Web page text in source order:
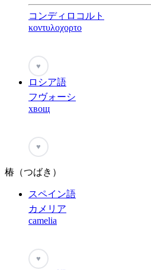
コンディロコルト
κοντυλοχορτο
♥
ロシア語
フヴォーシ
хвощ
♥
椿（つばき）
スペイン語
カメリア
camelia
♥